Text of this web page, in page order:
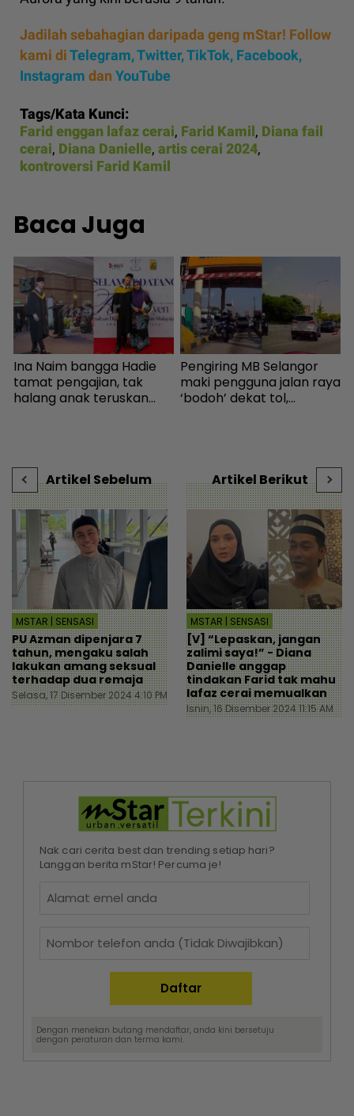
Jadilah sebahagian daripada geng mStar! Follow
kami diTelegram,Twitter,TikTok, Facebook,
Instagram dan YouTube
Tags/Kata Kunci:
Farid enggan lafaz cerai, Farid Kamil, Diana fail
cerai, Diana Danielle, artis cerai 2024,
kontroversi Farid Kamil
Baca Juga
Ina Naim bangga Hadie
tamat pengajian, tak
halang anak teruskan
Pengiring MB Selangor
maki pengguna jalan raya
‘bodoh’ dekat tol,
Artikel Sebelum
MSTAR | SENSASI
PU Azman dipenjara 7
tahun, mengaku salah
lakukan amang seksual
terhadap dua remaja
Selasa, 17 Disember 2024 4:10 PM
Artikel Berikut
MSTAR | SENSASI
[V] “Lepaskan, jangan
zalimi saya!” - Diana
Danielle anggap
tindakan Farid tak mahu
lafaz cerai memualkan
Isnin, 16 Disember 2024 11:15 AM
Nak cari cerita best dan trending setiap hari?
Langgan berita mStar! Percuma je!
Dengan menekan butang mendaftar, anda kini bersetuju
dengan peraturan dan terma kami.